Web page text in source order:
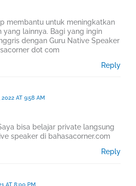
membantu untuk meningkatkan
lainnya. Bagi yang ingin
dengan Guru Native Speaker
dot com
Reply
2022 AT 9:58 AM
bisa belajar private langsung
speaker di bahasacorner.com
Reply
AT 8:00 PM